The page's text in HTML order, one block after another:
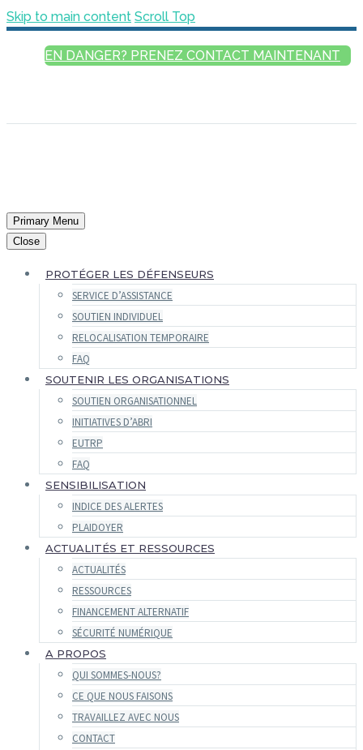
Skip to main content Scroll Top
EN DANGER? PRENEZ CONTACT MAINTENANT
Primary Menu
Close
PROTÉGER LES DÉFENSEURS
SERVICE D’ASSISTANCE
SOUTIEN INDIVIDUEL
RELOCALISATION TEMPORAIRE
FAQ
SOUTENIR LES ORGANISATIONS
SOUTIEN ORGANISATIONNEL
INITIATIVES D’ABRI
EUTRP
FAQ
SENSIBILISATION
INDICE DES ALERTES
PLAIDOYER
ACTUALITÉS ET RESSOURCES
ACTUALITÉS
RESSOURCES
FINANCEMENT ALTERNATIF
SÉCURITÉ NUMÉRIQUE
A PROPOS
QUI SOMMES-NOUS?
CE QUE NOUS FAISONS
TRAVAILLEZ AVEC NOUS
CONTACT